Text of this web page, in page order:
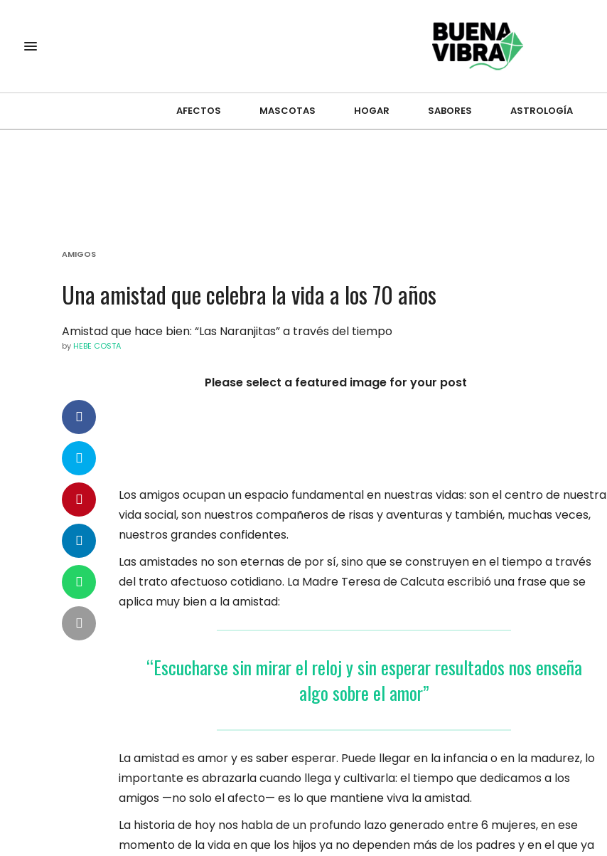
AFECTOS MASCOTAS HOGAR SABORES ASTROLOGÍA
AMIGOS
Una amistad que celebra la vida a los 70 años
Amistad que hace bien: “Las Naranjitas” a través del tiempo
by HEBE COSTA
Please select a featured image for your post
Los amigos ocupan un espacio fundamental en nuestras vidas: son el centro de nuestra
vida social, son nuestros compañeros de risas y aventuras y también, muchas veces,
nuestros grandes confidentes.
Las amistades no son eternas de por sí, sino que se construyen en el tiempo a través
del trato afectuoso cotidiano. La Madre Teresa de Calcuta escribió una frase que se
aplica muy bien a la amistad:
“Escucharse sin mirar el reloj y sin esperar resultados nos enseña
algo sobre el amor”
La amistad es amor y es saber esperar. Puede llegar en la infancia o en la madurez, lo
importante es abrazarla cuando llega y cultivarla: el tiempo que dedicamos a los
amigos —no solo el afecto— es lo que mantiene viva la amistad.
La historia de hoy nos habla de un profundo lazo generado entre 6 mujeres, en ese
momento de la vida en que los hijos ya no dependen más de los padres y en el que ya